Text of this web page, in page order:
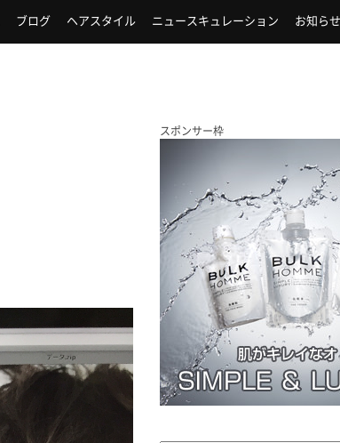
ブログ ヘアスタイル ニュースキュレーション お知らせ
スポンサー枠